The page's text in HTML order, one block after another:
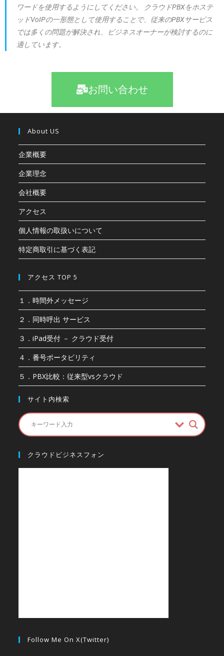
ワードを使用するようにしてください。 クラウドPBXをホステ
ッドVoIPの一形態として使用することで、従来のPBXサービス
では多くの問題が解決され、ビジネスオーナーが検討するのに
適しています。
お問い合わせ
About US
企業概要
企業理念
会社概要
アクセス
個人情報の取扱いについて
特定商取引に基づく表記
アクセス TOP 5
１．時間外メッセージ
２．同時呼出 サービス
３．iPad受付 － クラウド受付
４．番号ポータビリティ
５．PBX比較：従来型vsクラウド
サイト内検索
クラウドビジネスフォン
Follow Me On X(Twitter)